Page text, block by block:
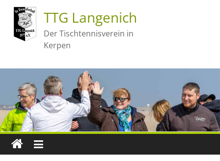
TTG Langenich
Der Tischtennisverein in
Kerpen